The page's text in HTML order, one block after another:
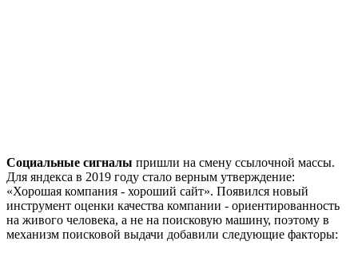
Социальные сигналы пришли на смену ссылочной массы.
Для яндекса в 2019 году стало верным утверждение:
«‎Хорошая компания - хороший сайт». Появился новый
инструмент оценки качества компании - ориентированность
на живого человека, а не на поисковую машину, поэтому в
механизм поисковой выдачи добавили следующие факторы: